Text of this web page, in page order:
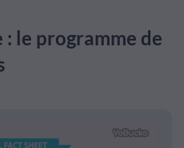
le programme de